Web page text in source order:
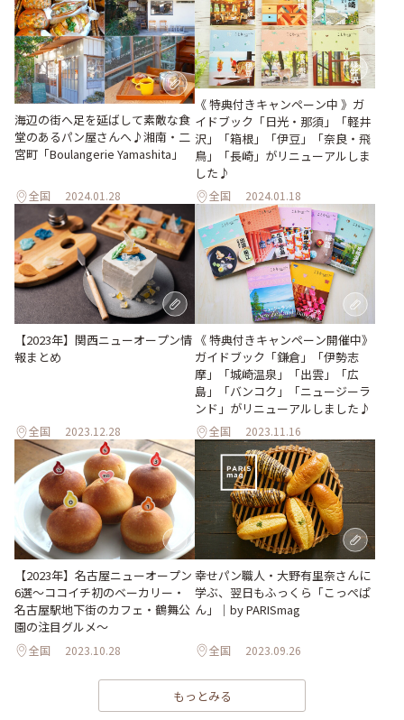
海辺の街へ足を延ばして素敵な食
堂のあるパン屋さんへ♪湘南・二
宮町「Boulangerie Yamashita」
全国 2024.01.28
《 特典付きキャンペーン中 》ガ
イドブック「日光・那須」「軽井
沢」「箱根」「伊豆」「奈良・飛
鳥」「長崎」がリニューアルしま
した♪
全国 2024.01.18
【2023年】関西ニューオープン情
報まとめ
全国 2023.12.28
《 特典付きキャンペーン開催中》
ガイドブック「鎌倉」「伊勢志
摩」「城崎温泉」「出雲」「広
島」「バンコク」「ニュージーラ
ンド」がリニューアルしました♪
全国 2023.11.16
【2023年】名古屋ニューオープン
6選～ココイチ初のベーカリー・
名古屋駅地下街のカフェ・鶴舞公
園の注目グルメ～
全国 2023.10.28
幸せパン職人・大野有里奈さんに
学ぶ、翌日もふっくら「こっぺぱ
ん」｜by PARISmag
全国 2023.09.26
もっとみる